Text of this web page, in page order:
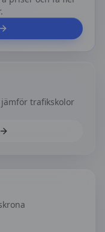
trafikskolor